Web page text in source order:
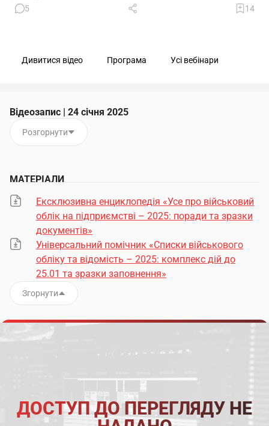
5
14
Дивитися відео Програма Усі вебінари
Відеозапис | 24 січня 2025
Розгорнути
МАТЕРІАЛИ
Ексклюзивна енциклопедія «Усе про військовий
облік на підприємстві – 2025: поради та зразки
документів»
Універсальний помічник «Списки військового
обліку та відомість – 2025: комплекс дій до
25.01 та зразки заповнення»
Згорнути
ДОСТУП ДО ПЕРЕГЛЯДУ НЕ